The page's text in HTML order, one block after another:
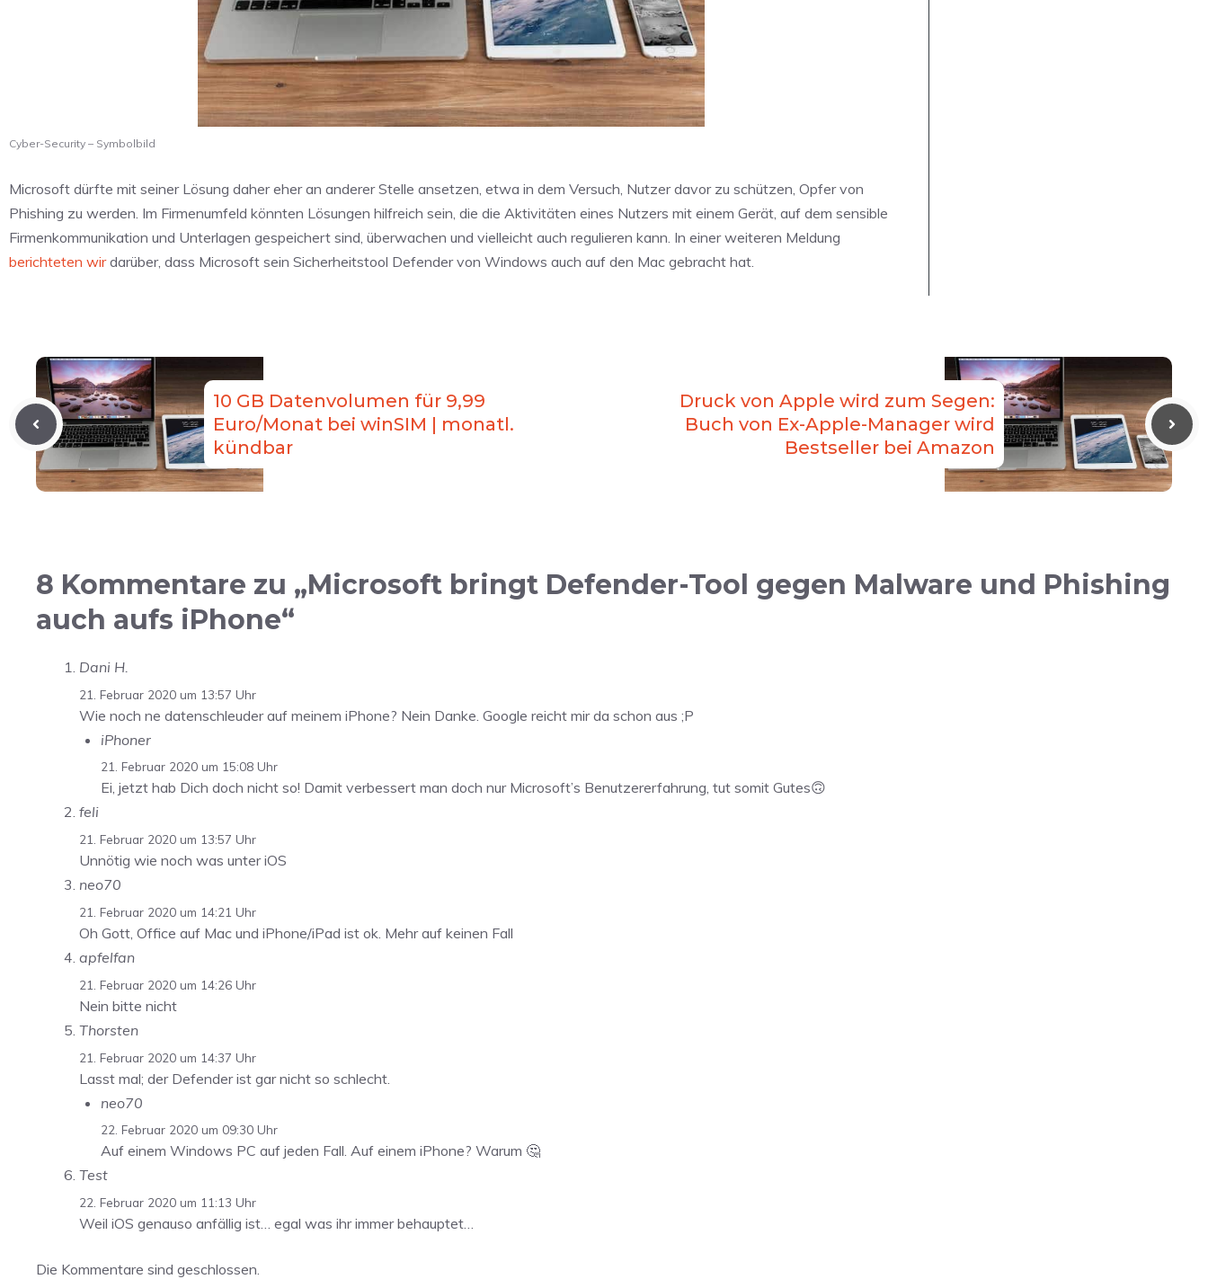
Cyber-Security – Symbolbild
Microsoft dürfte mit seiner Lösung daher eher an anderer Stelle ansetzen, etwa in dem Versuch, Nutzer davor zu schützen, Opfer von
Phishing zu werden. Im Firmenumfeld könnten Lösungen hilfreich sein, die die Aktivitäten eines Nutzers mit einem Gerät, auf dem sensible
Firmenkommunikation und Unterlagen gespeichert sind, überwachen und vielleicht auch regulieren kann. In einer weiteren Meldung
berichteten wirdarüber, dass Microsoft sein Sicherheitstool Defender von Windows auch auf den Mac gebracht hat.
10 GB Datenvolumen für 9,99
Euro/Monat bei winSIM | monatl.
kündbar
Druck von Apple wird zum Segen:
Buch von Ex-Apple-Manager wird
Bestseller bei Amazon
8 Kommentare zu „Microsoft bringt Defender-Tool gegen Malware und Phishing
auch aufs iPhone“
Dani H.
21. Februar 2020 um 13:57 Uhr
Wie noch ne datenschleuder auf meinem iPhone? Nein Danke. Google reicht mir da schon aus ;P
iPhoner
21. Februar 2020 um 15:08 Uhr
Ei, jetzt hab Dich doch nicht so! Damit verbessert man doch nur Microsoft’s Benutzererfahrung, tut somit Gutes🙃
feli
21. Februar 2020 um 13:57 Uhr
Unnötig wie noch was unter iOS
neo70
21. Februar 2020 um 14:21 Uhr
Oh Gott, Office auf Mac und iPhone/iPad ist ok. Mehr auf keinen Fall
apfelfan
21. Februar 2020 um 14:26 Uhr
Nein bitte nicht
Thorsten
21. Februar 2020 um 14:37 Uhr
Lasst mal; der Defender ist gar nicht so schlecht.
neo70
22. Februar 2020 um 09:30 Uhr
Auf einem Windows PC auf jeden Fall. Auf einem iPhone? Warum 🤔
Test
22. Februar 2020 um 11:13 Uhr
Weil iOS genauso anfällig ist… egal was ihr immer behauptet…
Die Kommentare sind geschlossen.